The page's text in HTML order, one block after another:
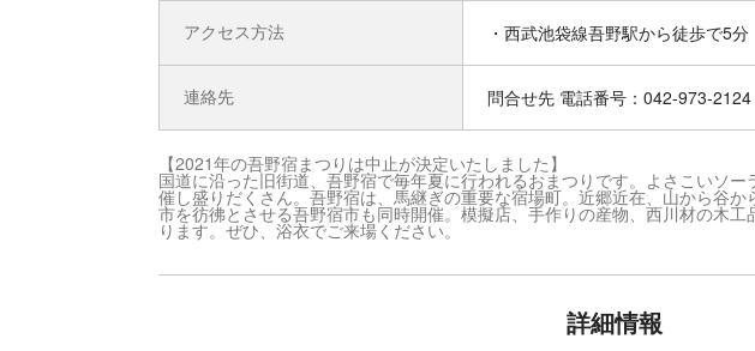
アクセス方法 ・西武池袋線吾野駅から徒歩で5分
連絡先 問合せ先 電話番号：042-973-2124
【2021年の吾野宿まつりは中止が決定いたしました】
国道に沿った旧街道、吾野宿で毎年夏に行われるおまつりです。よさこいソ
催し盛りだくさん。吾野宿は、馬継ぎの重要な宿場町。近郷近在、山から谷
市を彷彿とさせる吾野宿市も同時開催。模擬店、手作りの産物、西川材の木
ります。ぜひ、浴衣でご来場ください。
詳細情報